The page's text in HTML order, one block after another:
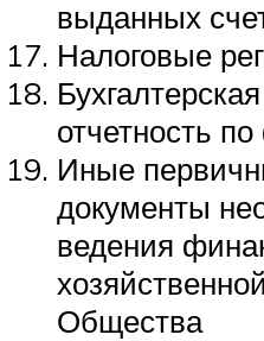
выданных
Налоговые
отчетность
Иные
документы
ведения
Общества